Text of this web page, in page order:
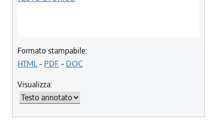
Formato stampabile:
HTML- PDF - DOC
Visualizza: